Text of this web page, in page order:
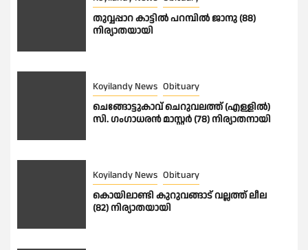
തുവ്വപ്പാറ കാട്ടിൽ പറമ്പിൽ ജാനു (88)
നിര്യാതയായി
Koyilandy News Obituary
ചെങ്ങോട്ടുകാവ് ചെറുവലത്ത് (എള്ളിൽ)
സി. ഗംഗാധരൻ മാസ്റ്റർ (78) നിര്യാതനായി
Koyilandy News Obituary
കൊയിലാണ്ടി കുറുവങ്ങാട് വല്ലത്ത് ലീല
(82) നിര്യാതയായി